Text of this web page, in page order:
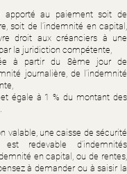
apporté au paiement soit de
soit de l’indemnité en capital,
droit aux créanciers à une
la juridiction compétente,
à partir du 8ème jour de
journalière, de l’indemnité
égale à 1 % du montant des
valable, une caisse de sécurité
redevable d’indemnités
en capital, ou de rentes,
à demander ou à saisir la